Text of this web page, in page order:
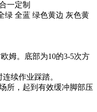
一定制
绿 全蓝 绿色黄边 灰色黄
姆。底部为10的3-5次方
续作业踩踏。
所，起到有效缓冲脚部压